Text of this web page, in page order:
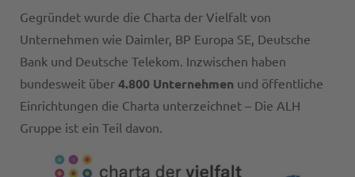
Gegründet wurde die Charta der Vielfalt von
Unternehmen wie Daimler, BP Europa SE, Deutsche
Bank und Deutsche Telekom. Inzwischen haben
bundesweit über 4.800 Unternehmen und öffentliche
Einrichtungen die Charta unterzeichnet – Die ALH
Gruppe ist ein Teil davon.